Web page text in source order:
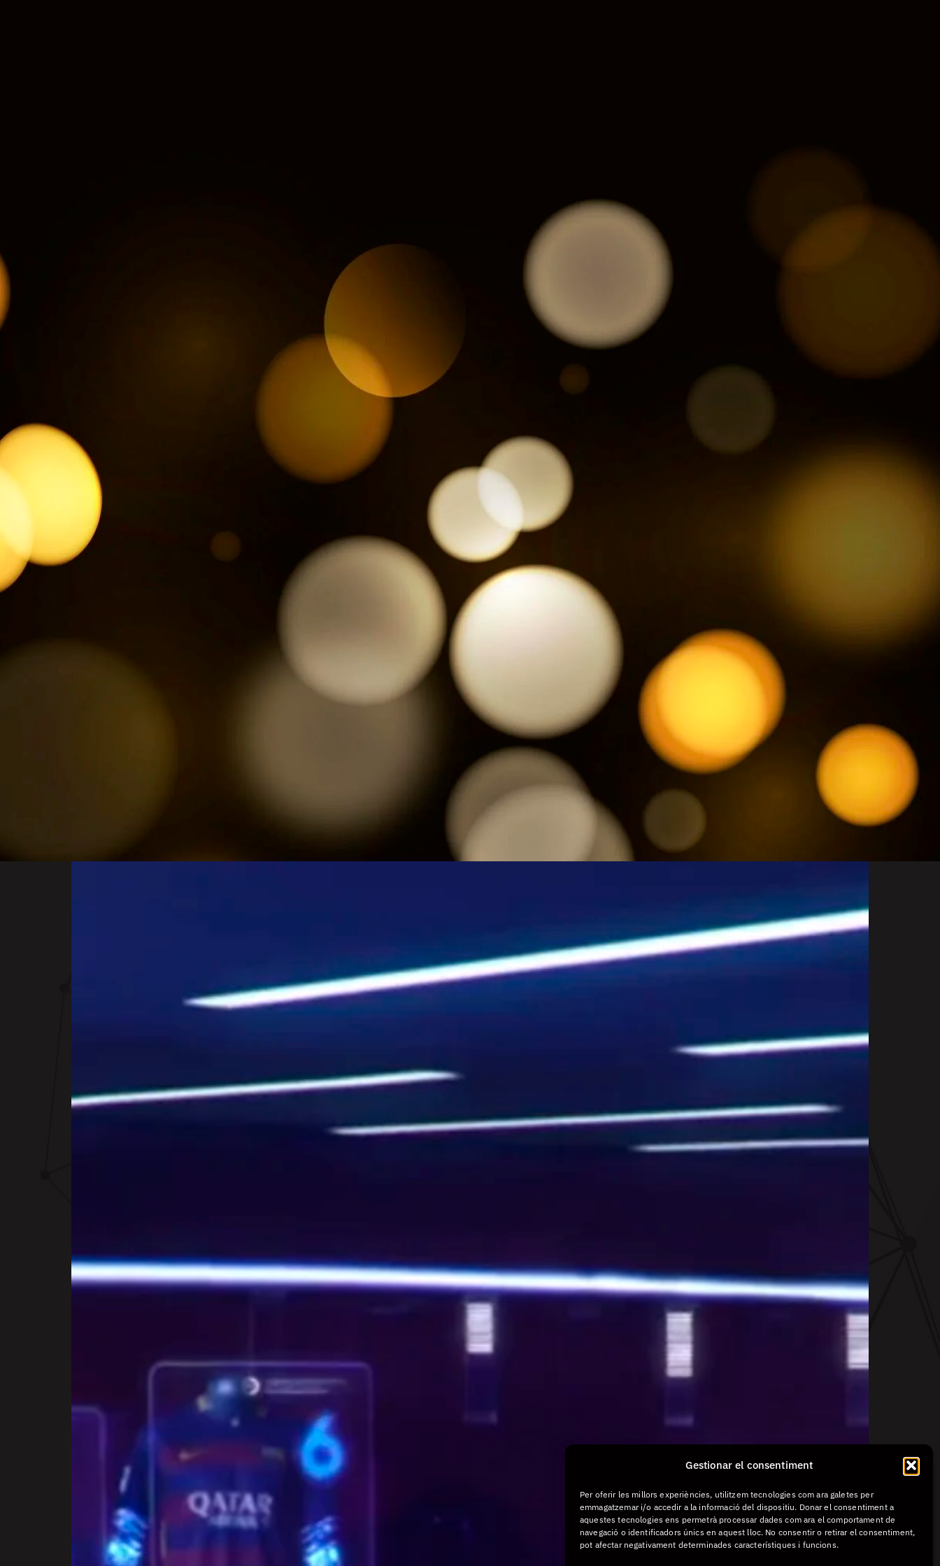
Gestionar el consentiment
Per oferir les millors experiències, utilitzem tecnologies com ara galetes per
emmagatzemar i/o accedir a la informació del dispositiu. Donar el consentiment a
aquestes tecnologies ens permetrà processar dades com ara el comportament de
navegació o identificadors únics en aquest lloc. No consentir o retirar el consentiment,
pot afectar negativament determinades característiques i funcions.